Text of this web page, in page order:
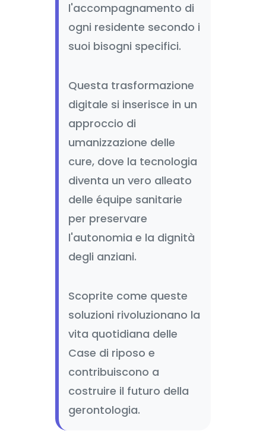
l'accompagnamento di
ogni residente secondo i
suoi bisogni specifici.
Questa trasformazione
digitale si inserisce in un
approccio di
umanizzazione delle
cure, dove la tecnologia
diventa un vero alleato
delle équipe sanitarie
per preservare
l'autonomia e la dignità
degli anziani.
Scoprite come queste
soluzioni rivoluzionano la
vita quotidiana delle
Case di riposo e
contribuiscono a
costruire il futuro della
gerontologia.